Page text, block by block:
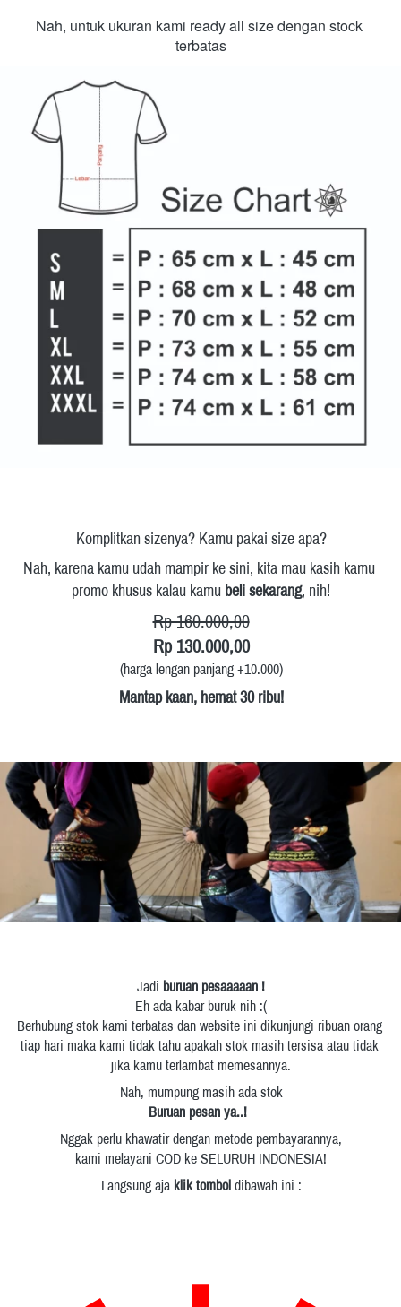
Nah, untuk ukuran kami ready all size dengan stock
terbatas
Komplitkan sizenya? Kamu pakai size apa?
Nah, karena kamu udah mampir ke sini, kita mau kasih kamu
promo khusus kalau kamu beli sekarang, nih!
Rp 160.000,00
Rp 130.000,00
(harga lengan panjang +10.000)
Mantap kaan, hemat 30 ribu!
Jadi buruan pesaaaaan !
Eh ada kabar buruk nih :(
Berhubung stok kami terbatas dan website ini dikunjungi ribuan orang
tiap hari maka kami tidak tahu apakah stok masih tersisa atau tidak
jika kamu terlambat memesannya.
Nah, mumpung masih ada stok
Buruan pesan ya..!
Nggak perlu khawatir dengan metode pembayarannya,
kami melayani COD ke SELURUH INDONESIA!
Langsung aja klik tombol dibawah ini :